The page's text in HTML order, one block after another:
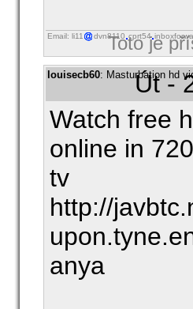
Email: li11 dvn8110 cprt54
Toto je
louisecb60: Masturbation hd
Út -
Watch free
online in
tv
http://
anya